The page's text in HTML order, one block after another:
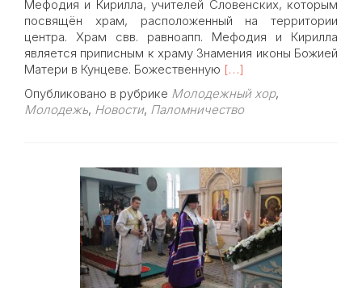
Мефодия и Кирилла, учителей Словенских, которым
посвящён храм, расположенный на территории
центра. Храм свв. равноапп. Мефодия и Кирилла
является приписным к храму Знамения иконы Божией
Матери в Кунцеве. Божественную Read
more
about
27
поездка
прихожан
храма
Знамения
в
молодёжный
духовно-
оздоровительный
[…]
Опубликовано в рубрике Молодежный хор,
Молодежь, Новости, Паломничество